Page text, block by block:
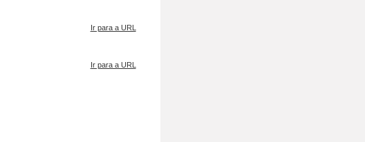
Ir para a URL
Ir para a URL